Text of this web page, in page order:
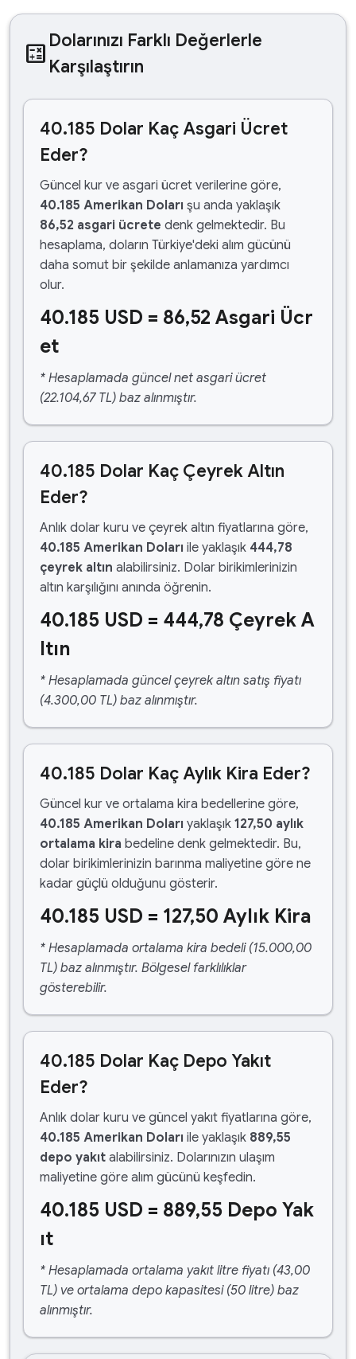
calculate Dolarınızı Farklı Değerlerle
Karşılaştırın
40.185 Dolar Kaç Asgari Ücret
Eder?
Güncel kur ve asgari ücret verilerine göre,
40.185 Amerikan Doları şu anda yaklaşık
86,52 asgari ücrete denk gelmektedir. Bu
hesaplama, doların Türkiye'deki alım gücünü
daha somut bir şekilde anlamanıza yardımcı
olur.
40.185 USD = 86,52 Asgari Ücr
et
* Hesaplamada güncel net asgari ücret
(22.104,67 TL) baz alınmıştır.
40.185 Dolar Kaç Çeyrek Altın
Eder?
Anlık dolar kuru ve çeyrek altın fiyatlarına göre,
40.185 Amerikan Doları ile yaklaşık 444,78
çeyrek altın alabilirsiniz. Dolar birikimlerinizin
altın karşılığını anında öğrenin.
40.185 USD = 444,78 Çeyrek A
ltın
* Hesaplamada güncel çeyrek altın satış fiyatı
(4.300,00 TL) baz alınmıştır.
40.185 Dolar Kaç Aylık Kira Eder?
Güncel kur ve ortalama kira bedellerine göre,
40.185 Amerikan Doları yaklaşık 127,50 aylık
ortalama kira bedeline denk gelmektedir. Bu,
dolar birikimlerinizin barınma maliyetine göre ne
kadar güçlü olduğunu gösterir.
40.185 USD = 127,50 Aylık Kira
* Hesaplamada ortalama kira bedeli (15.000,00
TL) baz alınmıştır. Bölgesel farklılıklar
gösterebilir.
40.185 Dolar Kaç Depo Yakıt
Eder?
Anlık dolar kuru ve güncel yakıt fiyatlarına göre,
40.185 Amerikan Doları ile yaklaşık 889,55
depo yakıt alabilirsiniz. Dolarınızın ulaşım
maliyetine göre alım gücünü keşfedin.
40.185 USD = 889,55 Depo Yak
ıt
* Hesaplamada ortalama yakıt litre fiyatı (43,00
TL) ve ortalama depo kapasitesi (50 litre) baz
alınmıştır.